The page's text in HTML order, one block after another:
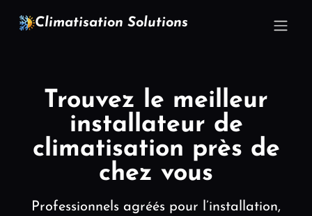
Climatisation Solutions
Trouvez le meilleur
installateur de
climatisation près de
chez vous
Professionnels agréés pour l’installation,